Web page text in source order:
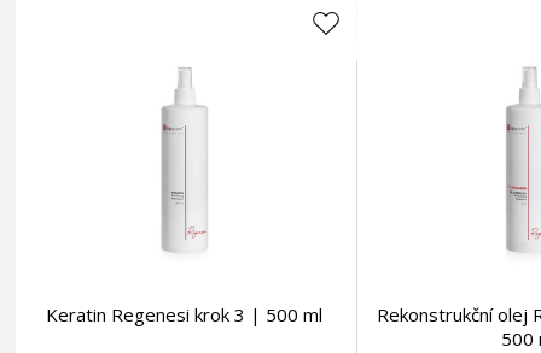
Keratin Regenesi krok 3 | 500 ml
Rekonstrukční olej
500